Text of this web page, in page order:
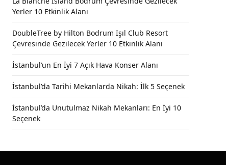
Yerler 10 Etkinlik Alanı
DoubleTree by Hilton Bodrum Işıl Club Resort
Çevresinde Gezilecek Yerler 10 Etkinlik Alanı
İstanbul’un En İyi 7 Açık Hava Konser Alanı
İstanbul’da Tarihi Mekanlarda Nikah: İlk 5 Seçenek
İstanbul’da Unutulmaz Nikah Mekanları: En İyi 10
Seçenek